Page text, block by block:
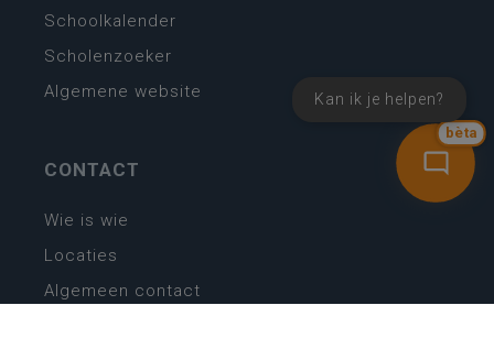
bèta
Kan ik je helpen?
Schoolkalender
Scholenzoeker
Algemene website
CONTACT
Wie is wie
Locaties
Algemeen contact